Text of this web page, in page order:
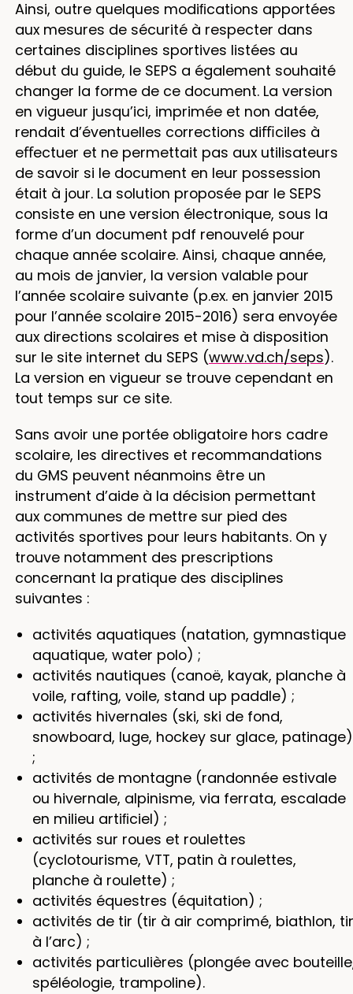
Ainsi, outre quelques modiﬁcations apportées
aux mesures de sécurité à respecter dans
certaines disciplines sportives listées au
début du guide, le SEPS a également souhaité
changer la forme de ce document. La version
en vigueur jusqu’ici, imprimée et non datée,
rendait d’éventuelles corrections diﬃciles à
eﬀectuer et ne permettait pas aux utilisateurs
de savoir si le document en leur possession
était à jour. La solution proposée par le SEPS
consiste en une version électronique, sous la
forme d’un document pdf renouvelé pour
chaque année scolaire. Ainsi, chaque année,
au mois de janvier, la version valable pour
l’année scolaire suivante (p.ex. en janvier 2015
pour l’année scolaire 2015-2016) sera envoyée
aux directions scolaires et mise à disposition
sur le site internet du SEPS (www.vd.ch/seps).
La version en vigueur se trouve cependant en
tout temps sur ce site.
Sans avoir une portée obligatoire hors cadre
scolaire, les directives et recommandations
du GMS peuvent néanmoins être un
instrument d’aide à la décision permettant
aux communes de mettre sur pied des
activités sportives pour leurs habitants. On y
trouve notamment des prescriptions
concernant la pratique des disciplines
suivantes :
activités aquatiques (natation, gymnastique
aquatique, water polo) ;
activités nautiques (canoë, kayak, planche à
voile, rafting, voile, stand up paddle) ;
activités hivernales (ski, ski de fond,
snowboard, luge, hockey sur glace, patinage)
;
activités de montagne (randonnée estivale
ou hivernale, alpinisme, via ferrata, escalade
en milieu artiﬁciel) ;
activités sur roues et roulettes
(cyclotourisme, VTT, patin à roulettes,
planche à roulette) ;
activités équestres (équitation) ;
activités de tir (tir à air comprimé, biathlon, tir
à l’arc) ;
activités particulières (plongée avec
spéléologie, trampoline).